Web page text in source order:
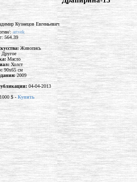
:artvek
564.39
Живопись
Другое
Масло
Холст
90x65 см
2009
04-04-2013
1000 $ - Купить